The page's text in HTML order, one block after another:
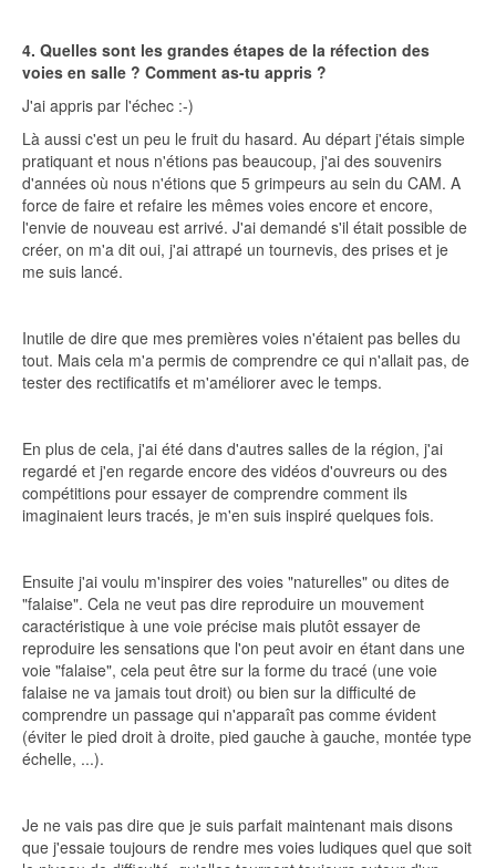
4. Quelles sont les grandes étapes de la réfection des
voies en salle ? Comment as-tu appris ?
J'ai appris par l'échec :-)
Là aussi c'est un peu le fruit du hasard. Au départ j'étais simple
pratiquant et nous n'étions pas beaucoup, j'ai des souvenirs
d'années où nous n'étions que 5 grimpeurs au sein du CAM. A
force de faire et refaire les mêmes voies encore et encore,
l'envie de nouveau est arrivé. J'ai demandé s'il était possible de
créer, on m'a dit oui, j'ai attrapé un tournevis, des prises et je
me suis lancé.
Inutile de dire que mes premières voies n'étaient pas belles du
tout. Mais cela m'a permis de comprendre ce qui n'allait pas, de
tester des rectificatifs et m'améliorer avec le temps.
En plus de cela, j'ai été dans d'autres salles de la région, j'ai
regardé et j'en regarde encore des vidéos d'ouvreurs ou des
compétitions pour essayer de comprendre comment ils
imaginaient leurs tracés, je m'en suis inspiré quelques fois.
Ensuite j'ai voulu m'inspirer des voies "naturelles" ou dites de
"falaise". Cela ne veut pas dire reproduire un mouvement
caractéristique à une voie précise mais plutôt essayer de
reproduire les sensations que l'on peut avoir en étant dans une
voie "falaise", cela peut être sur la forme du tracé (une voie
falaise ne va jamais tout droit) ou bien sur la difficulté de
comprendre un passage qui n'apparaît pas comme évident
(éviter le pied droit à droite, pied gauche à gauche, montée type
échelle, ...).
Je ne vais pas dire que je suis parfait maintenant mais disons
que j'essaie toujours de rendre mes voies ludiques quel que soit